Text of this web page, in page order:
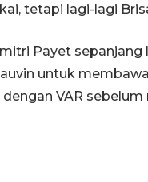
tetapi lagi-lagi
Payet
untuk
VAR